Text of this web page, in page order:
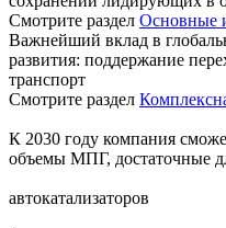
Смотрите раздел Основные
Важнейший вклад в
развития: поддержание
транспорт
Смотрите раздел
К 2030 году компания
объемы МПГ, достаточные
автокатализаторов